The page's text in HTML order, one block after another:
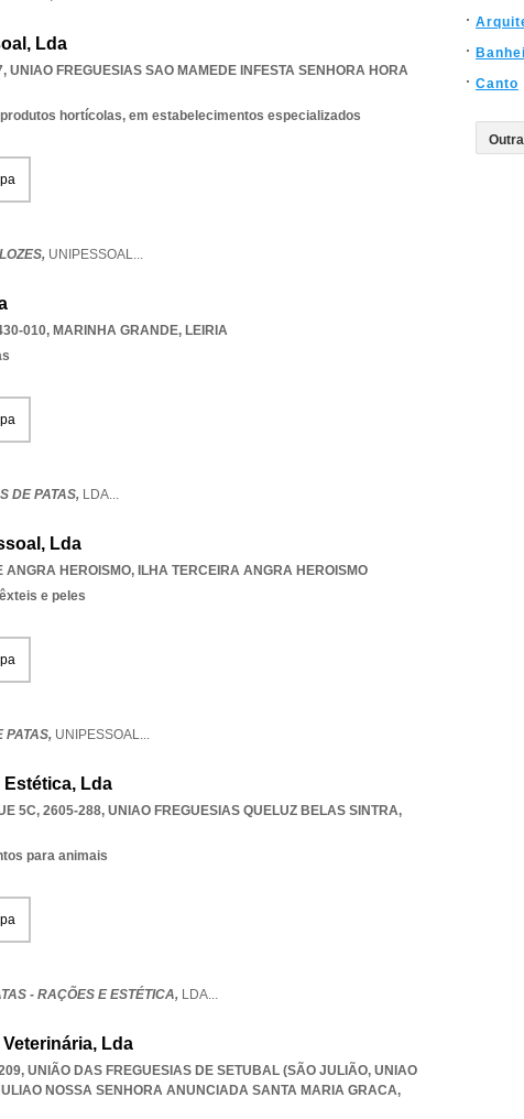
Lda
, UNIAO FREGUESIAS SAO MAMEDE INFESTA SENHORA HORA
hortícolas, em estabelecimentos especializados
UNIPESSOAL...
010, MARINHA GRANDE, LEIRIA
DE PATAS, LDA...
Lda
ANGRA HEROISMO, ILHA TERCEIRA ANGRA HEROISMO
e peles
PATAS, UNIPESSOAL...
Estética, Lda
5C, 2605-288, UNIAO FREGUESIAS QUELUZ BELAS SINTRA,
para animais
- RAÇÕES E ESTÉTICA, LDA...
Lda
UNIÃO DAS FREGUESIAS DE SETUBAL (SÃO JULIÃO, UNIAO
NOSSA SENHORA ANUNCIADA SANTA MARIA GRACA,
Canto